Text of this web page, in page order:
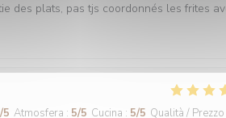
des plats, pas tjs coordonnés les frites
/5 Atmosfera : 5/5 Cucina : 5/5 Qualità / Prezzo